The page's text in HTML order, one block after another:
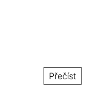
Přečíst